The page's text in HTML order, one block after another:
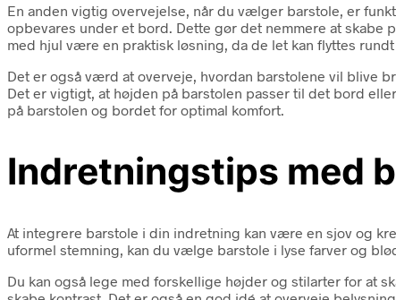
En anden vigtig overvejelse, når du vælger barstole, er
opbevares under et bord. Dette gør det nemmere at skabe
med hjul være en praktisk løsning, da de let kan flyttes rundt
Det er også værd at overveje, hvordan barstolene vil blive
Det er vigtigt, at højden på barstolen passer til det bord
på barstolen og bordet for optimal komfort.
Indretningstips med
At integrere barstole i din indretning kan være en sjov og
uformel stemning, kan du vælge barstole i lyse farver og
Du kan også lege med forskellige højder og stilarter for at